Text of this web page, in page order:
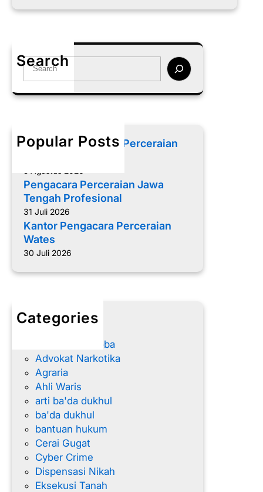
e
Search
S
a
h
Popular Posts
Memilih Pengacara Perceraian
Pengacara Perceraian Jawa
Tengah Profesional
31 Juli 2026
Kantor Pengacara Perceraian
Wates
30 Juli 2026
Categories
advokat
Advokat Narkoba
Advokat Narkotika
Agraria
Ahli Waris
arti ba'da dukhul
ba'da dukhul
bantuan hukum
Cerai Gugat
Cyber Crime
Dispensasi Nikah
Eksekusi Tanah